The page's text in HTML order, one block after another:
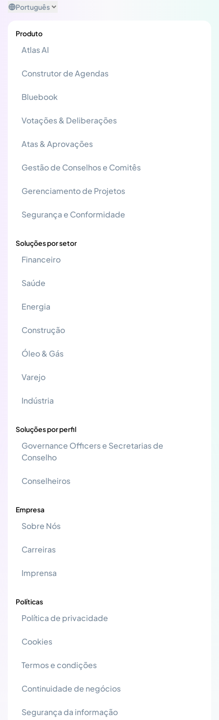
Português
Produto
Atlas AI
Construtor de Agendas
Bluebook
Votações & Deliberações
Atas & Aprovações
Gestão de Conselhos e Comitês
Gerenciamento de Projetos
Segurança e Conformidade
Soluções por setor
Financeiro
Saúde
Energia
Construção
Óleo & Gás
Varejo
Indústria
Soluções por perfil
Governance Officers e Secretarias de
Conselho
Conselheiros
Empresa
Sobre Nós
Carreiras
Imprensa
Políticas
Política de privacidade
Cookies
Termos e condições
Continuidade de negócios
Segurança da informação